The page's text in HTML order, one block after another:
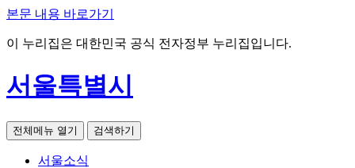
본문 내용 바로가기
이 누리집은 대한민국 공식 전자정부 누리집입니다.
서울특별시
전체메뉴 열기 검색하기
서울소식